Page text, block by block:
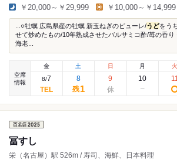
￥20,000～￥29,999 ￥10,000～￥14,999
...○牡蠣 広島県産の牡蠣 新玉ねぎのピューレ/うどをう
せて炒めたもの/10年熟成させたバルサミコ酢/苺の香
海老...
空席
情報
金
8/7
土
8
残1
日
9
月
10
火
冨すし
栄（名古屋）駅 526m / 寿司、海鮮、日本料理